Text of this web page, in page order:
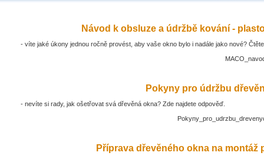
Návod k obsluze a údržbě kování -
- víte jaké úkony jednou ročně provést, aby vaše okno bylo i nadále jako nové?
Pokyny pro údržbu
- nevíte si rady, jak ošetřovat svá dřevěná okna? Zde najdete odpověď.
Příprava dřevěného okna na montáž